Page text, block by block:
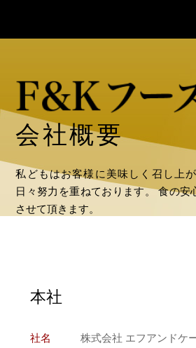
会社概要
私どもはお客様に美味しく召し上
日々努力を重ねております。食の安
させて頂きます。
本社
社名 株式会社 エフアンドケ